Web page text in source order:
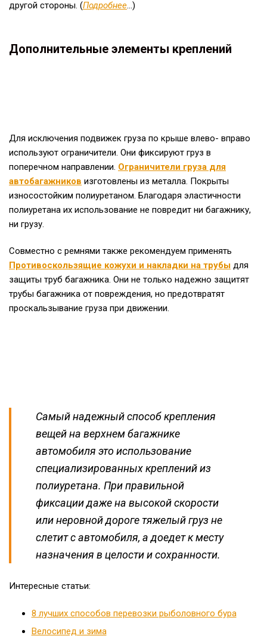
другой стороны. (Подробнее…)
Дополнительные элементы креплений
Для исключения подвижек груза по крыше влево- вправо
используют ограничители. Они фиксируют груз в
поперечном направлении. Ограничители груза для
автобагажников изготовлены из металла. Покрыты
износостойким полиуретаном. Благодаря эластичности
полиуретана их использование не повредит ни багажнику,
ни грузу.
Совместно с ремнями также рекомендуем применять
Противоскользящие кожухи и накладки на трубы для
защиты труб багажника. Они не только надежно защитят
трубы багажника от повреждения, но предотвратят
проскальзывание груза при движении.
Самый надежный способ крепления
вещей на верхнем багажнике
автомобиля это использование
специализированных креплений из
полиуретана. При правильной
фиксации даже на высокой скорости
или неровной дороге тяжелый груз не
слетит с автомобиля, а доедет к месту
назначения в целости и сохранности.
Интересные статьи:
8 лучших способов перевозки рыболовного бура
Велосипед и зима